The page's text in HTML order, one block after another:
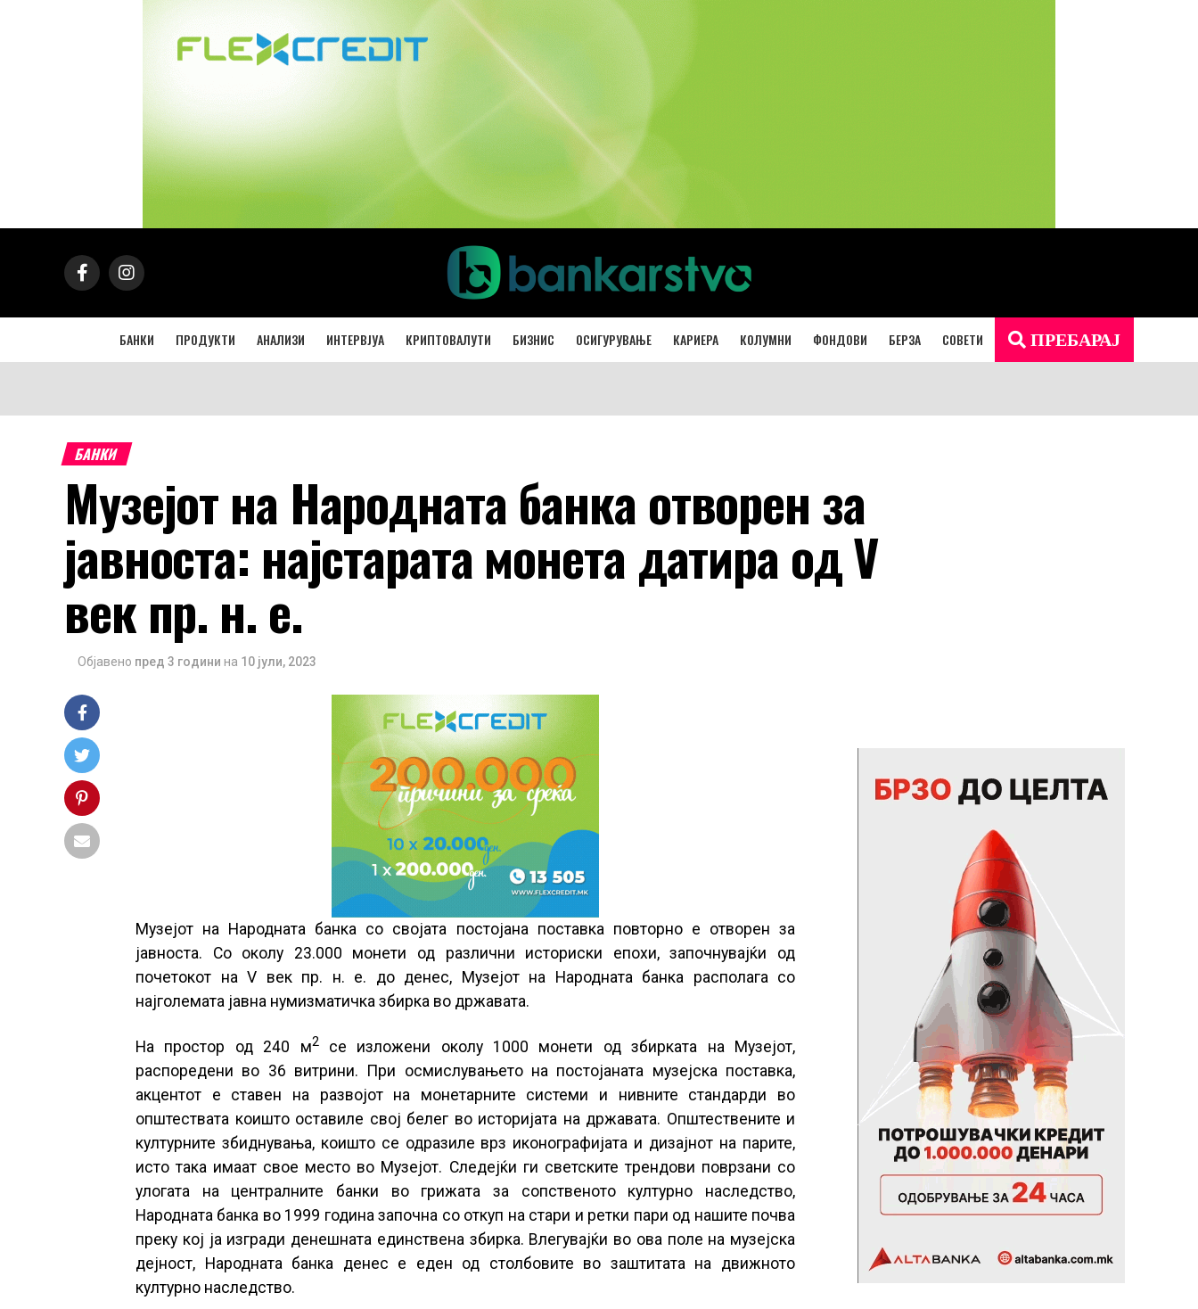
БАНКИ ПРОДУКТИ АНАЛИЗИ ИНТЕРВЈУА КРИПТОВАЛУТИ БИЗНИС ОСИГУРУВАЊЕ КАРИЕРА КОЛУМНИ ФОНДОВИ БЕРЗА СОВЕТИ ПРЕБАРАЈ
БАНКИ
Музејот на Народната банка отворен за
јавноста: најстарата монета датира од V
век пр. н. е.
Објавено пред 3 години на 10 јули, 2023
Музејот на Народната банка со својата постојана поставка повторно е отворен за
јавноста. Со околу 23.000 монети од различни историски епохи, започнувајќи од
почетокот на V век пр. н. е. до денес, Музејот на Народната банка располага со
најголемата јавна нумизматичка збирка во државата.
На простор од 240 м2се изложени околу 1000 монети од збирката на Музејот,
распоредени во 36 витрини. При осмислувањето на постојаната музејска поставка,
акцентот e ставен на развојот на монетарните системи и нивните стандарди во
општествата коишто оставиле свој белег во историјата на државата. Општествените и
културните збиднувања, коишто се одразиле врз иконографијата и дизајнот на парите,
исто така имаат свое место во Музејот. Следејќи ги светските трендови поврзани со
улогата на централните банки во грижата за сопственото културно наследство,
Народната банка во 1999 година започна со откуп на стари и ретки пари од нашите почва
преку кој ја изгради денешната единствена збирка. Влегувајќи во ова поле на музејска
дејност, Народната банка денес е еден од столбовите во заштитата на движното
културно наследство.